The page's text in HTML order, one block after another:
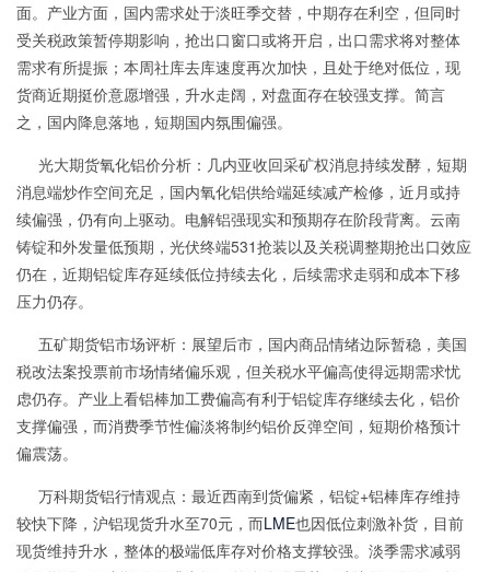
面。产业方面，国内需求处于淡旺季交替，中期存在利空，但同时
受关税政策暂停期影响，抢出口窗口或将开启，出口需求将对整体
需求有所提振；本周社库去库速度再次加快，且处于绝对低位，现
货商近期挺价意愿增强，升水走阔，对盘面存在较强支撑。简言
之，国内降息落地，短期国内氛围偏强。
光大期货氧化铝价分析：几内亚收回采矿权消息持续发酵，短期
消息端炒作空间充足，国内氧化铝供给端延续减产检修，近月或持
续偏强，仍有向上驱动。电解铝强现实和预期存在阶段背离。云南
铸锭和外发量低预期，光伏终端531抢装以及关税调整期抢出口效应
仍在，近期铝锭库存延续低位持续去化，后续需求走弱和成本下移
压力仍存。
五矿期货铝市场评析：展望后市，国内商品情绪边际暂稳，美国
税改法案投票前市场情绪偏乐观，但关税水平偏高使得远期需求忧
虑仍存。产业上看铝棒加工费偏高有利于铝锭库存继续去化，铝价
支撑偏强，而消费季节性偏淡将制约铝价反弹空间，短期价格预计
偏震荡。
万科期货铝行情观点：最近西南到货偏紧，铝锭+铝棒库存维持
较快下降，沪铝现货升水至70元，而LME也因低位刺激补货，目前
现货维持升水，整体的极端低库存对价格支撑较强。淡季需求减弱